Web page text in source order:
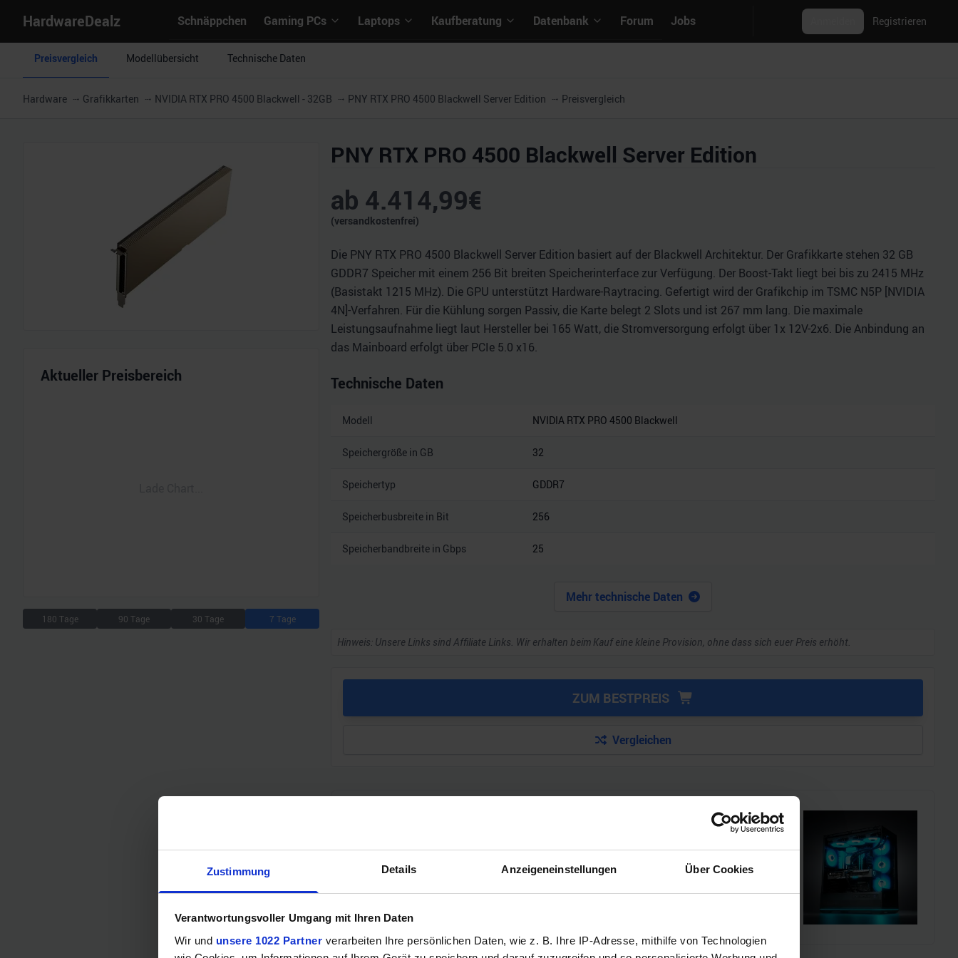
Zustimmung Details Anzeigeneinstellungen Über Cookies
Verantwortungsvoller Umgang mit Ihren Daten
Wir und unsere 1022 Partner verarbeiten Ihre persönlichen Daten, wie z. B. Ihre IP-Adresse, mithilfe von Technologien
HardwareDealz Schnäppchen Gaming PCs Laptops Kaufberatung Datenbank Forum Jobs Registrieren
Preisvergleich Modellübersicht Technische Daten
Hardware Grafikkarten NVIDIA RTX PRO 4500 Blackwell - 32GB PNY RTX PRO 4500 Blackwell Server Edition Preisvergleich
Aktueller Preisbereich
180 Tage 90 Tage 30 Tage 7 Tage
PNY RTX PRO 4500 Blackwell Server Edition
ab 4.414,99€
(versandkostenfrei)
Die PNY RTX PRO 4500 Blackwell Server Edition basiert auf der Blackwell Architektur. Der Grafikkarte stehen 32 GB
GDDR7 Speicher mit einem 256 Bit breiten Speicherinterface zur Verfügung. Der Boost-Takt liegt bei bis zu 2415 MHz
(Basistakt 1215 MHz). Die GPU unterstützt Hardware-Raytracing. Gefertigt wird der Grafikchip im TSMC N5P [NVIDIA
4N]-Verfahren. Für die Kühlung sorgen Passiv, die Karte belegt 2 Slots und ist 267 mm lang. Die maximale
Leistungsaufnahme liegt laut Hersteller bei 165 Watt, die Stromversorgung erfolgt über 1x 12V-2x6. Die Anbindung an
das Mainboard erfolgt über PCIe 5.0 x16.
Technische Daten
Modell NVIDIA RTX PRO 4500 Blackwell
Speichergröße in GB 32
Speichertyp GDDR7
Speicherbusbreite in Bit 256
Speicherbandbreite in Gbps 25
Mehr technische Daten
Hinweis: Unsere Links sind Affiliate Links. Wir erhalten beim Kauf eine kleine Provision, ohne dass sich euer Preis erhöht.
ZUM BESTPREIS
Vergleichen
Bis zum 21. August hast du die Chance, bei unserem Gewinnspiel einen MSI Gaming-PC zu
Jetzt teilnehmen!